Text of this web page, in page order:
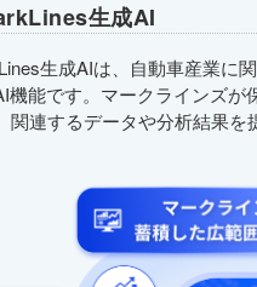
生成AI
生成AIは、自動車産業に
機能です。マークラインズ
関連するデータや分析結果を